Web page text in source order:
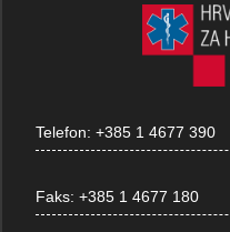
Telefon:+385 1 4677 390
Faks:+385 1 4677 180